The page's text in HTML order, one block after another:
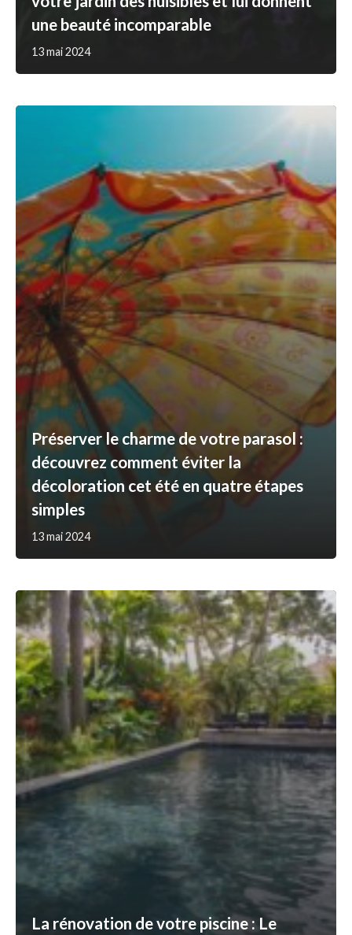
une beauté incomparable
13 mai 2024
Préserver le charme de votre parasol :
découvrez comment éviter la
décoloration cet été en quatre étapes
simples
13 mai 2024
La rénovation de votre piscine : Le